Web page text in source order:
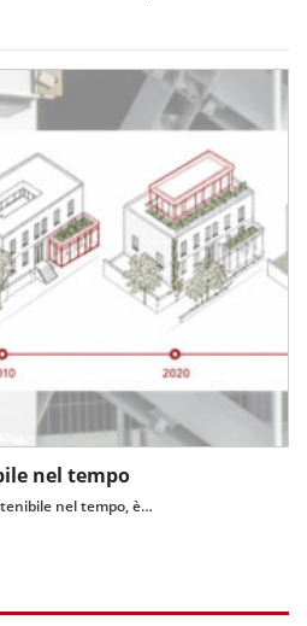
nel tempo
nel tempo, è…